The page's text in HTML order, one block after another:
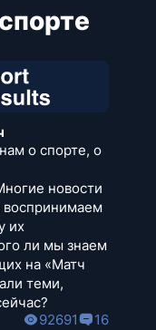
о спорте, о
новости
воспринимаем
их
ли мы знаем
на «Матч
теми,
92691 16